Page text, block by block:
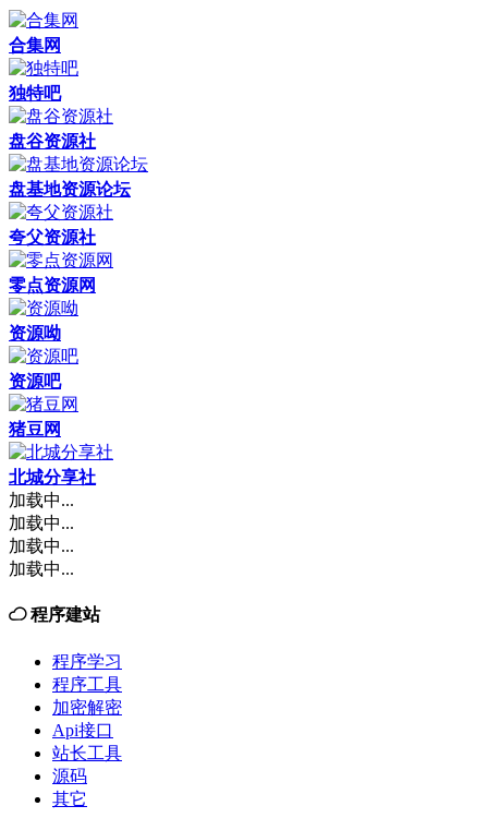
合集网
独特吧
盘谷资源社
盘基地资源论坛
夸父资源社
零点资源网
资源呦
资源吧
猪豆网
北城分享社
加载中...
加载中...
加载中...
加载中...
程序建站
程序学习
程序工具
加密解密
Api接口
站长工具
源码
其它